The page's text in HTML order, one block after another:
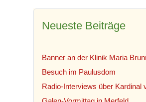
Neueste Beiträge
Banner an der Klinik Maria
Besuch im Paulusdom
Radio-Interviews über Kardinal